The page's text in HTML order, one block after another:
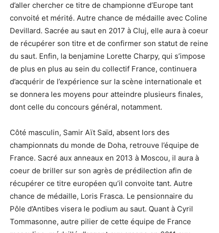
d’aller chercher ce titre de championne d’Europe tant
convoité et mérité. Autre chance de médaille avec Coline
Devillard. Sacrée au saut en 2017 à Cluj, elle aura à coeur
de récupérer son titre et de confirmer son statut de reine
du saut. Enfin, la benjamine Lorette Charpy, qui s’impose
de plus en plus au sein du collectif France, continuera
d’acquérir de l’expérience sur la scène internationale et
se donnera les moyens pour atteindre plusieurs finales,
dont celle du concours général, notamment.
Côté masculin, Samir Aït Saïd, absent lors des
championnats du monde de Doha, retrouve l’équipe de
France. Sacré aux anneaux en 2013 à Moscou, il aura à
coeur de briller sur son agrès de prédilection afin de
récupérer ce titre européen qu’il convoite tant. Autre
chance de médaille, Loris Frasca. Le pensionnaire du
Pôle d’Antibes visera le podium au saut. Quant à Cyril
Tommasonne, autre pilier de cette équipe de France